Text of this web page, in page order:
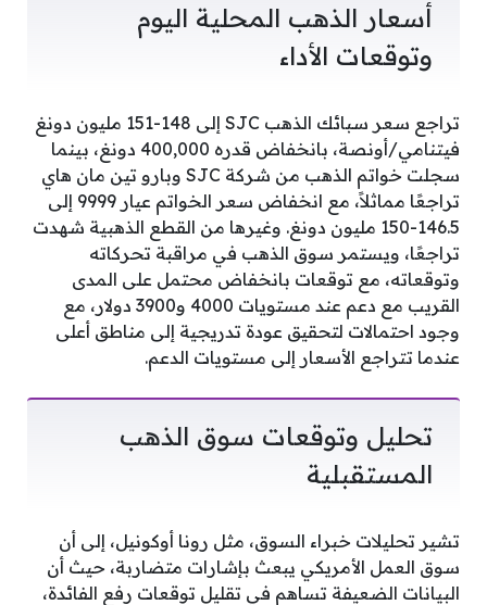
أسعار الذهب المحلية اليوم
وتوقعات الأداء
تراجع سعر سبائك الذهب SJC إلى 148-151 مليون دونغ
فيتنامي/أونصة، بانخفاض قدره 400,000 دونغ، بينما
سجلت خواتم الذهب من شركة SJC وبارو تين مان هاي
تراجعًا مماثلاً، مع انخفاض سعر الخواتم عيار 9999 إلى
146.5-150 مليون دونغ. وغيرها من القطع الذهبية شهدت
تراجعًا، ويستمر سوق الذهب في مراقبة تحركاته
وتوقعاته، مع توقعات بانخفاض محتمل على المدى
القريب مع دعم عند مستويات 4000 و3900 دولار، مع
وجود احتمالات لتحقيق عودة تدريجية إلى مناطق أعلى
عندما تتراجع الأسعار إلى مستويات الدعم.
تحليل وتوقعات سوق الذهب
المستقبلية
تشير تحليلات خبراء السوق، مثل رونا أوكونيل، إلى أن
سوق العمل الأمريكي يبعث بإشارات متضاربة، حيث أن
البيانات الضعيفة تساهم في تقليل توقعات رفع الفائدة،